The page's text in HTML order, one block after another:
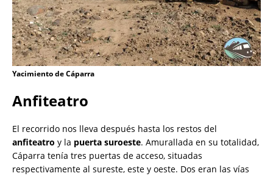
Yacimiento de Cáparra
Anfiteatro
El recorrido nos lleva después hasta los restos del
anfiteatro y la puerta suroeste. Amurallada en su totalidad,
Cáparra tenía tres puertas de acceso, situadas
respectivamente al sureste, este y oeste. Dos eran las vías